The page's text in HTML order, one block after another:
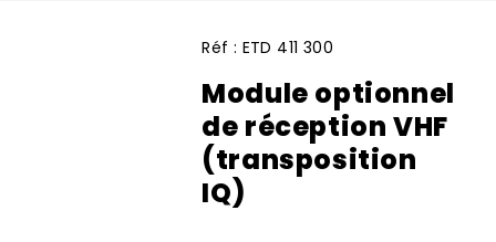
Réf : ETD 411 300
Module optionnel
de réception VHF
(transposition
IQ)